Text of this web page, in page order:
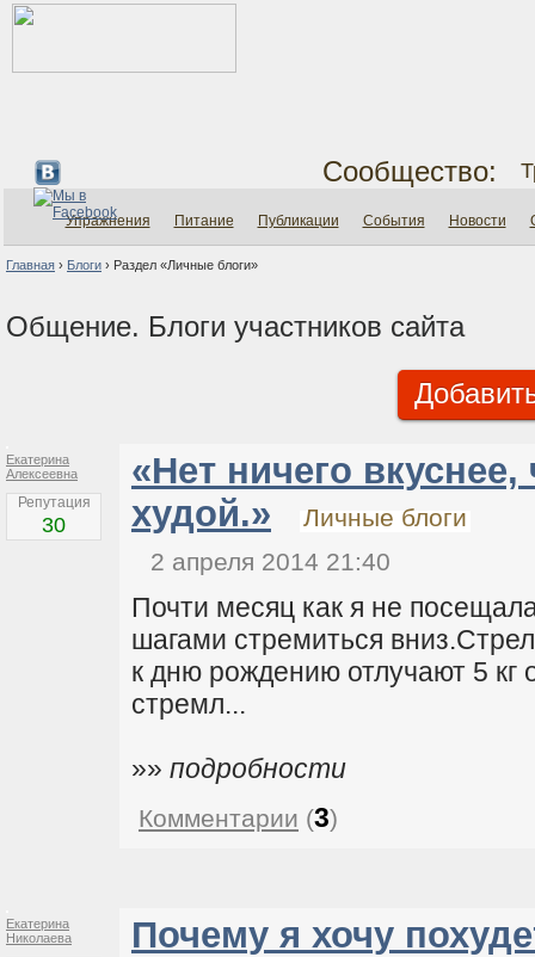
Сообщество:
Упражнения Питание Публикации События Новости
Главная › Блоги › Раздел «Личные блоги»
Общение. Блоги участников сайта
Екатерина
Алексеевна
Репутация
30
«Нет ничего
худой.»
Личные блоги
2 апреля 2014 21:40
Почти месяц как я не
шагами стремиться
к дню рождению отлучают 5
стремл...
»» подробности
Комментарии (3)
Екатерина
Николаева
Почему я хочу